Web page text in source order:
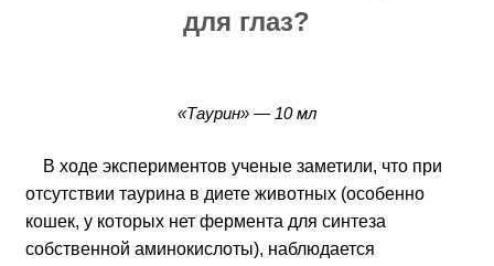
для глаз?
«Таурин» — 10 мл
В ходе экспериментов ученые заметили, что при
отсутствии таурина в диете животных (особенно
кошек, у которых нет фермента для синтеза
собственной аминокислоты), наблюдается